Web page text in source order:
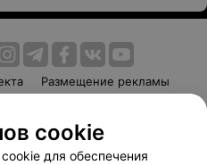
Размещение рекламы
Способы оплаты
Партнеры
cookie
для обеспечения